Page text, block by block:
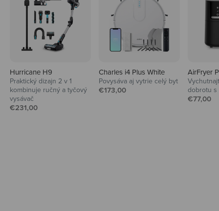
Hurricane H9
Praktický dizajn 2 v 1
kombinuje ručný a tyčový
vysávač
Predajná cena
€231,00
Charles i4 Plus White
Povysáva aj vytrie celý byt
Predajná cena
€173,00
AirFryer
dobrotu s
Predajná
€77,00
Audio
Slúchadlá a reproduktory pre maximálny
hudobný zážitok.